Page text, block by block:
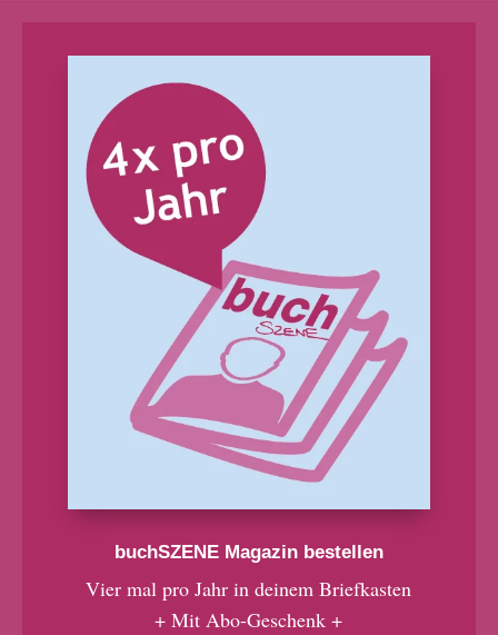
buchSZENE Magazin bestellen
Vier mal pro Jahr in deinem Briefkasten
+ Mit Abo-Geschenk +